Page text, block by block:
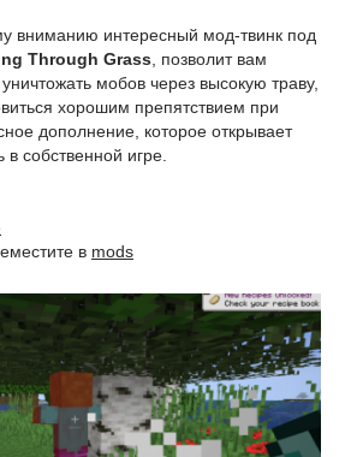
вниманию интересный мод-твинк под
Through Grass, позволит вам
мобов через высокую траву,
хорошим препятствием при
дополнение, которое открывает
собственной игре.
в mods